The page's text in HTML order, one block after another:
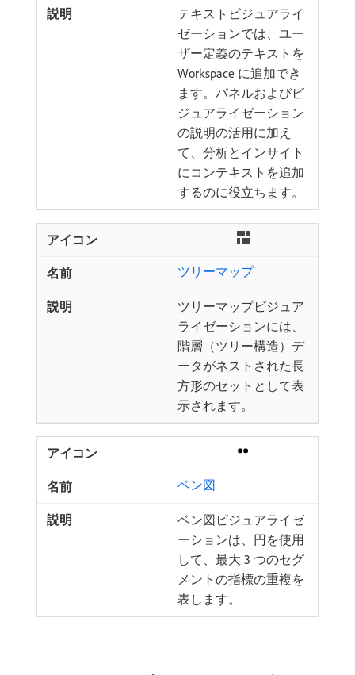
テキストビジュアライ
ゼーションでは、ユー
ザー定義のテキストを
Workspace に追加でき
ます。パネルおよびビ
ジュアライゼーション
の説明の活用に加え
て、分析とインサイト
にコンテキストを追加
するのに役立ちます。
ツリーマップ
ツリーマップビジュア
ライゼーションには、
階層（ツリー構造）デ
ータがネストされた長
方形のセットとして表
示されます。
ベン図
ベン図ビジュアライゼ
ーションは、円を使用
して、最大 3 つのセグ
メントの指標の重複を
表します。